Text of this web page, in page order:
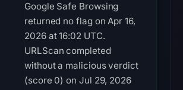
Google Safe Browsing
returned no flag on Apr 16,
2026 at 16:02 UTC.
URLScan completed
without a malicious verdict
(score 0) on Jul 29, 2026